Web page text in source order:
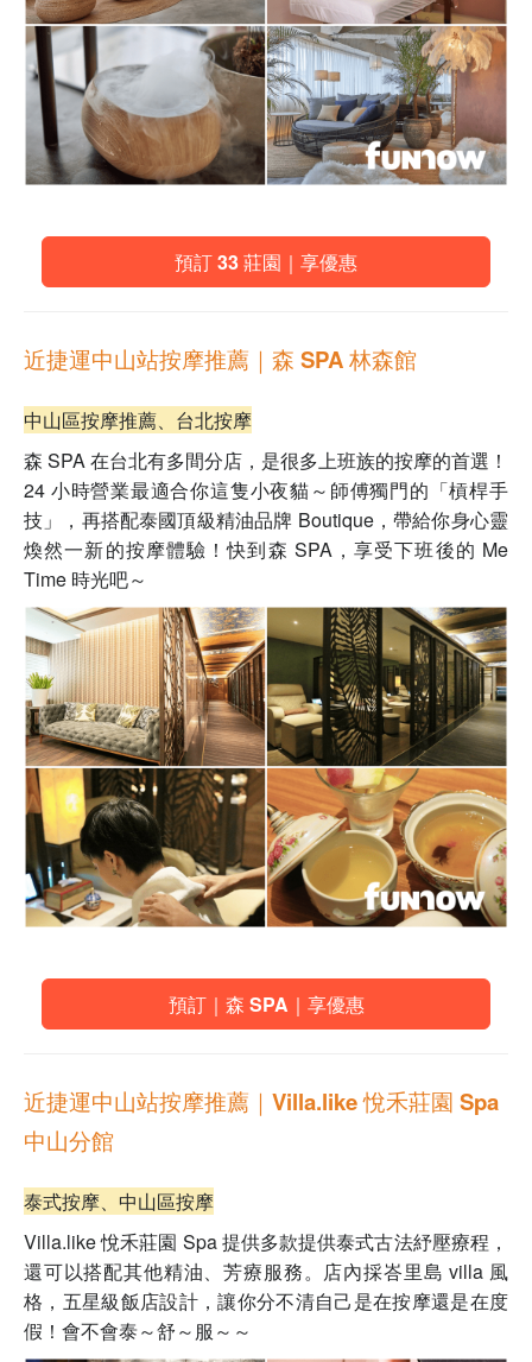
預訂 33 莊園｜享優惠
近捷運中山站按摩推薦｜森 SPA 林森館
中山區按摩推薦、台北按摩
森 SPA 在台北有多間分店，是很多上班族的按摩的首選！
24 小時營業最適合你這隻小夜貓～師傅獨門的「槓桿手
技」，再搭配泰國頂級精油品牌 Boutique，帶給你身心靈
煥然一新的按摩體驗！快到森 SPA，享受下班後的 Me
Time 時光吧～
預訂｜森 SPA｜享優惠
近捷運中山站按摩推薦｜ Villa.like 悅禾莊園 Spa
中山分館
泰式按摩、中山區按摩
Villa.like 悅禾莊園 Spa 提供多款提供泰式古法紓壓療程 ，
還可以搭配其他精油、芳療服務。店內採峇里島 villa 風
格，五星級飯店設計，讓你分不清自己是在按摩還是在度
假！會不會泰～舒～服～～